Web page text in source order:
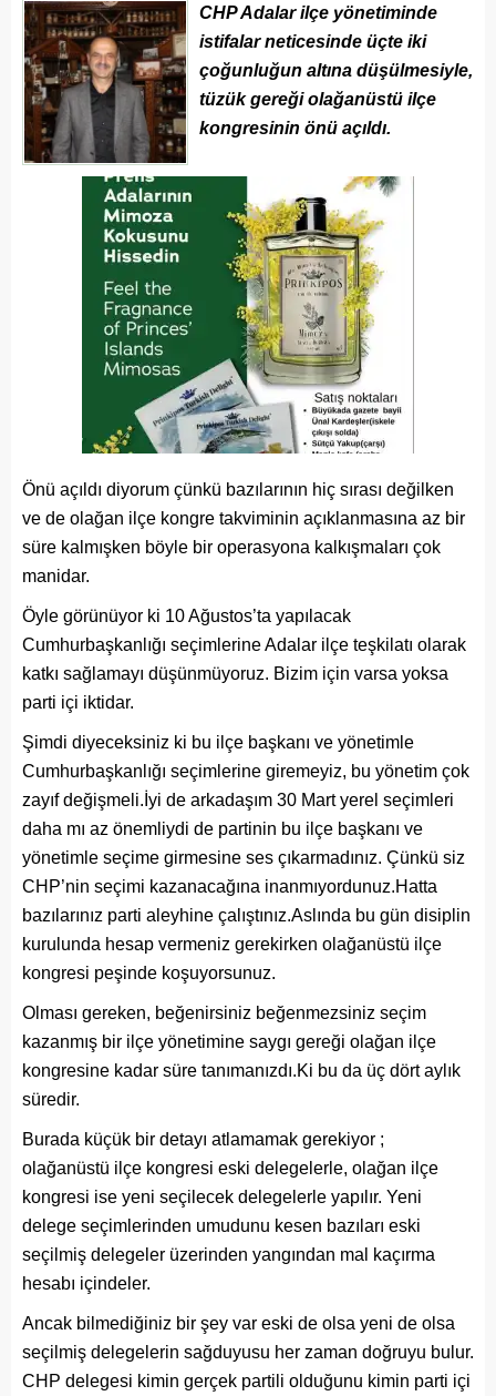
CHP Adalar ilçe yönetiminde
istifalar neticesinde üçte iki
çoğunluğun altına düşülmesiyle,
tüzük gereği olağanüstü ilçe
kongresinin önü açıldı.
Önü açıldı diyorum çünkü bazılarının hiç sırası değilken
ve de olağan ilçe kongre takviminin açıklanmasına az bir
süre kalmışken böyle bir operasyona kalkışmaları çok
manidar.
Öyle görünüyor ki 10 Ağustos’ta yapılacak
Cumhurbaşkanlığı seçimlerine Adalar ilçe teşkilatı olarak
katkı sağlamayı düşünmüyoruz. Bizim için varsa yoksa
parti içi iktidar.
Şimdi diyeceksiniz ki bu ilçe başkanı ve yönetimle
Cumhurbaşkanlığı seçimlerine giremeyiz, bu yönetim çok
zayıf değişmeli.İyi de arkadaşım 30 Mart yerel seçimleri
daha mı az önemliydi de partinin bu ilçe başkanı ve
yönetimle seçime girmesine ses çıkarmadınız. Çünkü siz
CHP’nin seçimi kazanacağına inanmıyordunuz.Hatta
bazılarınız parti aleyhine çalıştınız.Aslında bu gün disiplin
kurulunda hesap vermeniz gerekirken olağanüstü ilçe
kongresi peşinde koşuyorsunuz.
Olması gereken, beğenirsiniz beğenmezsiniz seçim
kazanmış bir ilçe yönetimine saygı gereği olağan ilçe
kongresine kadar süre tanımanızdı.Ki bu da üç dört aylık
süredir.
Burada küçük bir detayı atlamamak gerekiyor ;
olağanüstü ilçe kongresi eski delegelerle, olağan ilçe
kongresi ise yeni seçilecek delegelerle yapılır. Yeni
delege seçimlerinden umudunu kesen bazıları eski
seçilmiş delegeler üzerinden yangından mal kaçırma
hesabı içindeler.
Ancak bilmediğiniz bir şey var eski de olsa yeni de olsa
seçilmiş delegelerin sağduyusu her zaman doğruyu bulur.
CHP delegesi kimin gerçek partili olduğunu kimin parti içi